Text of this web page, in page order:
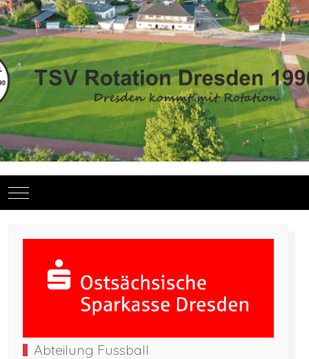
Mobile Menu Toggle
Abteilung Fussball